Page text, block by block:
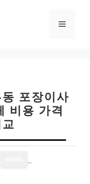
메
포장이사
비용 가격